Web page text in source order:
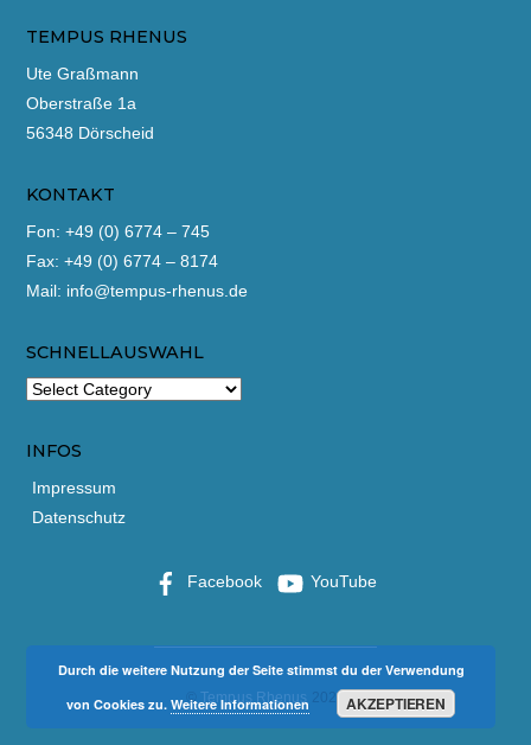
TEMPUS RHENUS
Ute Graßmann
Oberstraße 1a
56348 Dörscheid
KONTAKT
Fon: +49 (0) 6774 – 745
Fax: +49 (0) 6774 – 8174
Mail: info@tempus-rhenus.de
SCHNELLAUSWAHL
INFOS
Impressum
Datenschutz
Facebook YouTube
© Tempus Rhenus 2026
Durch die weitere Nutzung der Seite stimmst du der Verwendung
von Cookies zu.Weitere Informationen AKZEPTIEREN